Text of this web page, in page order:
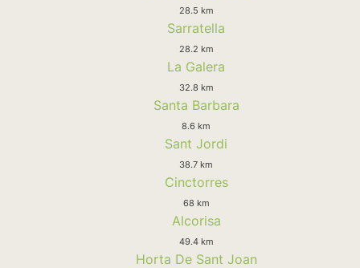
28.5 km
Sarratella
28.2 km
La Galera
32.8 km
Santa Barbara
8.6 km
Sant Jordi
38.7 km
Cinctorres
68 km
Alcorisa
49.4 km
Horta De Sant Joan